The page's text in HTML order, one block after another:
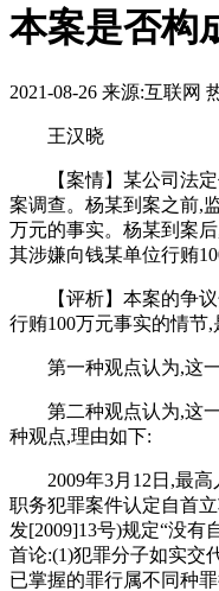
本案是否构
2021-08-26 来源:互联网
王汉晓
【案情】某公司法
案调查。杨某到案之前,
万元的事实。杨某到案
其涉嫌向钱某单位行贿
【评析】本案的争
行贿100万元事实的情节,
第一种观点认为,这
第二种观点认为,这
种观点,理由如下:
2009年3月12日,最
职务犯罪案件认定自首
发[2009]13号)规定“没有
首论:(1)犯罪分子如实交
已掌握的罪行属不同种